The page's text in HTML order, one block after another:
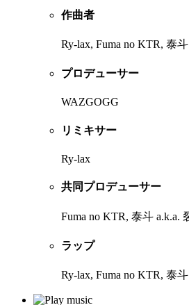
作曲者
Ry-lax, Fuma no KTR, 泰
プロデューサー
WAZGOGG
リミキサー
Ry-lax
共同プロデューサー
Fuma no KTR, 泰斗 a.k.a.
ラップ
Ry-lax, Fuma no KTR, 泰